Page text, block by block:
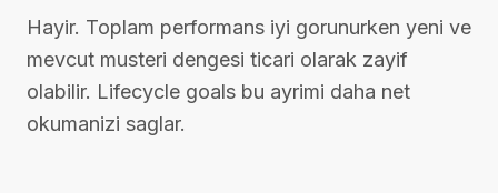
Hayir. Toplam performans iyi gorunurken yeni ve
mevcut musteri dengesi ticari olarak zayif
olabilir. Lifecycle goals bu ayrimi daha net
okumanizi saglar.